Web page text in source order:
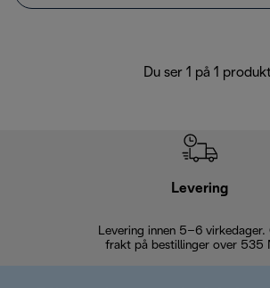
Du ser 1 på 1
Levering
Levering innen 5–6 virkedager.
frakt på bestillinger over 535